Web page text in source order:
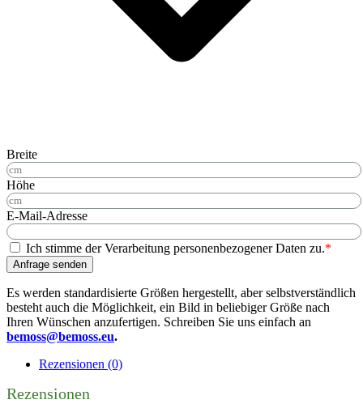
Breite
Höhe
E-Mail-Adresse
Ich stimme der Verarbeitung personenbezogener Daten zu.*
Anfrage senden
Es werden standardisierte Größen hergestellt, aber selbstverständlich
besteht auch die Möglichkeit, ein Bild in beliebiger Größe nach
Ihren Wünschen anzufertigen. Schreiben Sie uns einfach an
bemoss@bemoss.eu.
Rezensionen (0)
Rezensionen